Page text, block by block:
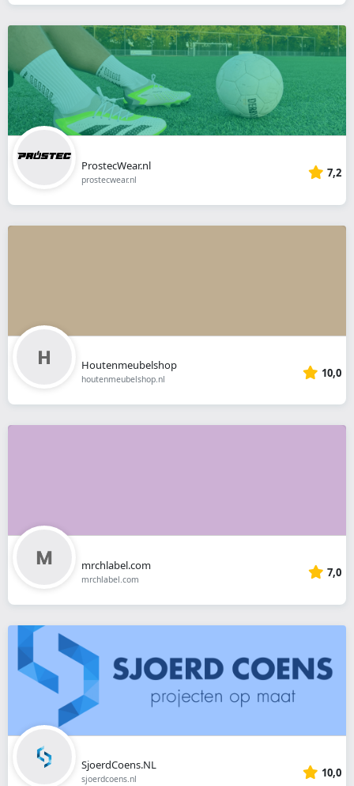
ProstecWear.nl
prostecwear.nl 7,2
Houtenmeubelshop
houtenmeubelshop.nl 10,0
mrchlabel.com
mrchlabel.com 7,0
SjoerdCoens.NL
sjoerdcoens.nl 10,0